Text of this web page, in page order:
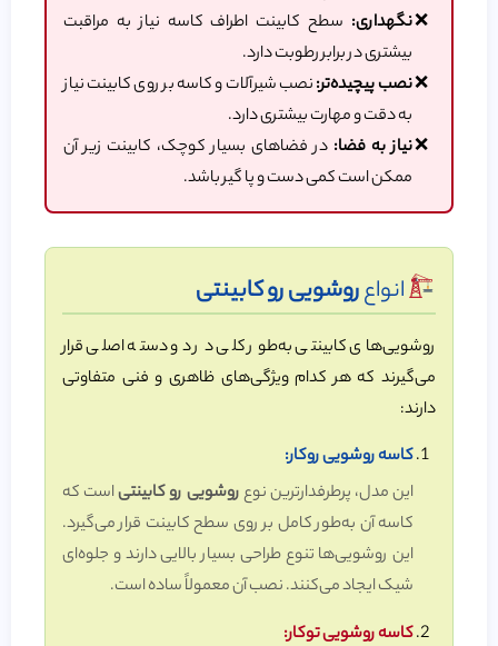
نگهداری: سطح کابینت اطراف کاسه نیاز به مراقبت
بیشتری در برابر رطوبت دارد.
نصب پیچیده‌تر:نصب شیرآلات و کاسه بر روی کابینت نیاز
به دقت و مهارت بیشتری دارد.
نیاز به فضا: در فضاهای بسیار کوچک، کابینت زیر آن
ممکن است کمی دست و پا گیر باشد.
انواعروشویی رو کابینتی
روشویی‌های کابینتی به‌طور کلی در دو دسته اصلی قرار
می‌گیرند که هر کدام ویژگی‌های ظاهری و فنی متفاوتی
دارند:
کاسه روشویی روکار:
این مدل، پرطرفدارترین نوعروشویی رو کابینتیاست که
کاسه آن به‌طور کامل بر روی سطح کابینت قرار می‌گیرد.
این روشویی‌ها تنوع طراحی بسیار بالایی دارند و جلوه‌ای
شیک ایجاد می‌کنند. نصب آن معمولاً ساده است.
کاسه روشویی توکار: